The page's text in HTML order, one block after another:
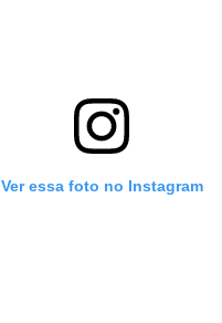
Ver essa foto no Instagram